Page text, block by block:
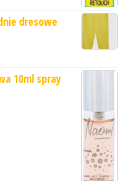
dresowe
10ml spray